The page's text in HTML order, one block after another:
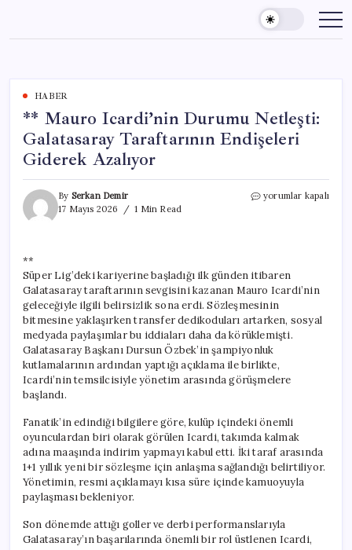
content
HABER
** Mauro Icardi’nin Durumu Netleşti:
Galatasaray Taraftarının Endişeleri
Giderek Azalıyor
By Serkan Demir
17 Mayıs 2026
1 Min Read
**
Taraftarının
Endişeleri
Giderek
Azalıyor
yorumlar kapalı
**
Süper Lig’deki kariyerine başladığı ilk günden itibaren
Galatasaray taraftarının sevgisini kazanan Mauro Icardi’nin
geleceğiyle ilgili belirsizlik sona erdi. Sözleşmesinin
bitmesine yaklaşırken transfer dedikoduları artarken, sosyal
medyada paylaşımlar bu iddiaları daha da körüklemişti.
Galatasaray Başkanı Dursun Özbek’in şampiyonluk
kutlamalarının ardından yaptığı açıklama ile birlikte,
Icardi’nin temsilcisiyle yönetim arasında görüşmelere
başlandı.
Fanatik’in edindiği bilgilere göre, kulüp içindeki önemli
oyunculardan biri olarak görülen Icardi, takımda kalmak
adına maaşında indirim yapmayı kabul etti. İki taraf arasında
1+1 yıllık yeni bir sözleşme için anlaşma sağlandığı belirtiliyor.
Yönetimin, resmi açıklamayı kısa süre içinde kamuoyuyla
paylaşması bekleniyor.
Son dönemde attığı goller ve derbi performanslarıyla
Galatasaray’ın başarılarında önemli bir rol üstlenen Icardi,